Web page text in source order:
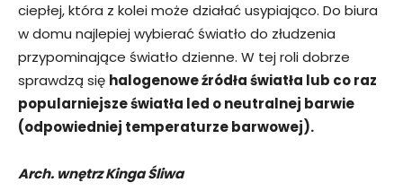
ciepłej, która z kolei może działać usypiająco. Do biura
w domu najlepiej wybierać światło do złudzenia
przypominające światło dzienne. W tej roli dobrze
sprawdzą się halogenowe źródła światła lub co raz
popularniejsze światła led o neutralnej barwie
(odpowiedniej temperaturze barwowej).
Arch. wnętrz Kinga Śliwa